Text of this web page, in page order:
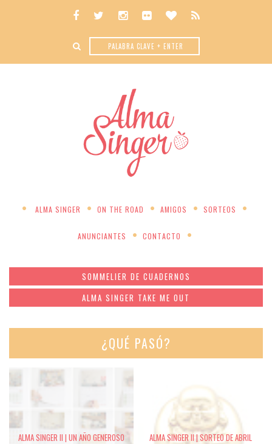
ALMA SINGER ON THE ROAD AMIGOS SORTEOS
ANUNCIANTES CONTACTO
SOMMELIER DE CUADERNOS
ALMA SINGER TAKE ME OUT
¿QUÉ PASÓ?
ALMA SINGER II | UN AÑO GENEROSO ALMA SINGER II | SORTEO DE ABRIL